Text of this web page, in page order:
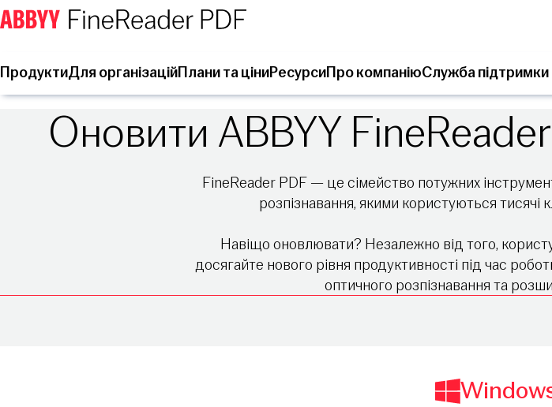
ПродуктиДля організаційПлани та ціниРесурсиПро компаніюСлужба підтримки
Оновити ABBYY FineReader
FineReader PDF — це сімейство потужних
розпізнавання, якими користуються тисячі
Навіщо оновлювати? Незалежно від того,
досягайте нового рівня продуктивності під час
оптичного розпізнавання та